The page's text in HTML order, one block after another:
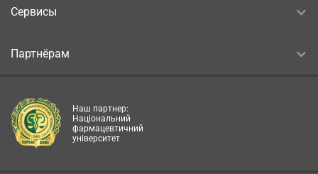
Сервисы
Партнёрам
Наш партнер:
Національний
фармацевтичний
університет